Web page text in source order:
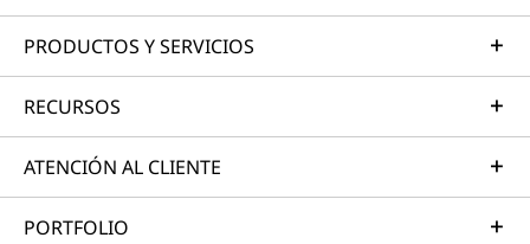
PRODUCTOS Y SERVICIOS
RECURSOS
ATENCIÓN AL CLIENTE
PORTFOLIO